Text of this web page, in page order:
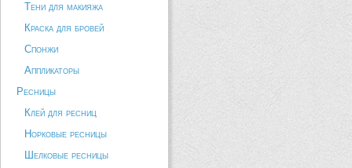
Тени для макияжа
Краска для бровей
Спонжи
Аппликаторы
Ресницы
Клей для ресниц
Норковые ресницы
Шелковые ресницы